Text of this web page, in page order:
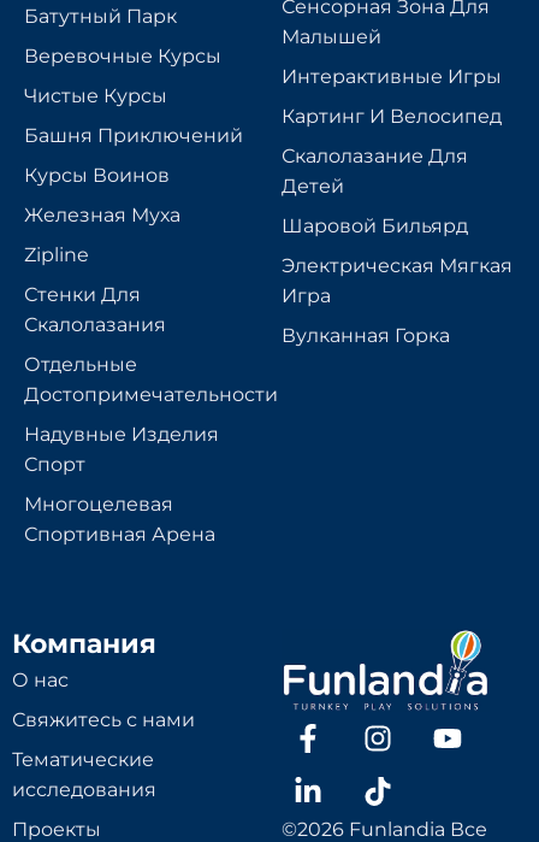
Батутный Парк
Веревочные Курсы
Чистые Курсы
Башня Приключений
Курсы Воинов
Железная Муха
Zipline
Стенки Для
Скалолазания
Отдельные
Достопримечательности
Надувные Изделия
Спорт
Многоцелевая
Спортивная Арена
Сенсорная Зона Для
Малышей
Интерактивные Игры
Картинг И Велосипед
Скалолазание Для
Детей
Шаровой Бильярд
Электрическая Мягкая
Игра
Вулканная Горка
Компания
О нас
Свяжитесь с нами
Тематические
исследования
Проекты
©2026 Funlandia Все